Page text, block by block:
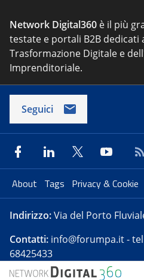
Network Digital360 è il più
testate e portali B2B dedicati
Trasformazione Digitale e
Imprenditoriale.
Seguici
About Tags Privacy & Cookie
Indirizzo:Via del Porto
Contatti: info@forumpa.it-
68425433